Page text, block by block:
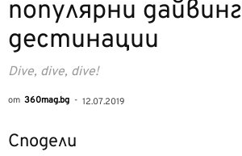
популярни дайвинг
дестинации
Dive, dive, dive!
от 360mag.bg - 12.07.2019
Сподели